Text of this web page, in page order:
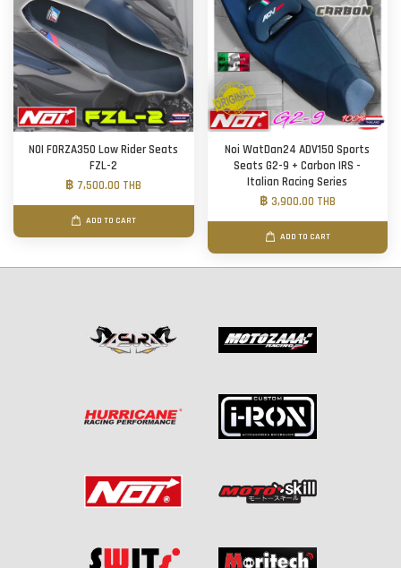
NOI FORZA350 Low Rider Seats
FZL-2
฿ 7,500.00 THB
ADD TO CART
Noi WatDan24 ADV150 Sports
Seats G2-9 + Carbon IRS -
Italian Racing Series
฿ 3,900.00 THB
ADD TO CART